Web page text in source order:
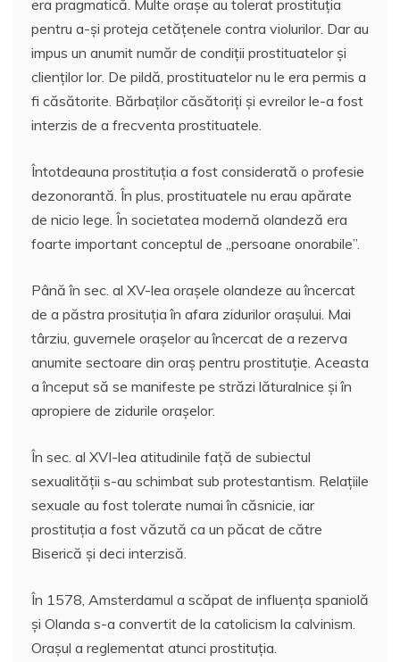
era pragmatică. Multe orașe au tolerat prostituția
pentru a-și proteja cetățenele contra violurilor. Dar au
impus un anumit număr de condiții prostituatelor și
clienților lor. De pildă, prostituatelor nu le era permis a
fi căsătorite. Bărbaților căsătoriți și evreilor le-a fost
interzis de a frecventa prostituatele.
Întotdeauna prostituția a fost considerată o profesie
dezonorantă. În plus, prostituatele nu erau apărate
de nicio lege. În societatea modernă olandeză era
foarte important conceptul de „persoane onorabile”.
Până în sec. al XV-lea orașele olandeze au încercat
de a păstra prosituția în afara zidurilor orașului. Mai
târziu, guvernele orașelor au încercat de a rezerva
anumite sectoare din oraș pentru prostituție. Aceasta
a început să se manifeste pe străzi lăturalnice și în
apropiere de zidurile orașelor.
În sec. al XVI-lea atitudinile față de subiectul
sexualității s-au schimbat sub protestantism. Relațiile
sexuale au fost tolerate numai în căsnicie, iar
prostituția a fost văzută ca un păcat de către
Biserică și deci interzisă.
În 1578, Amsterdamul a scăpat de influența spaniolă
și Olanda s-a convertit de la catolicism la calvinism.
Orașul a reglementat atunci prostituția.